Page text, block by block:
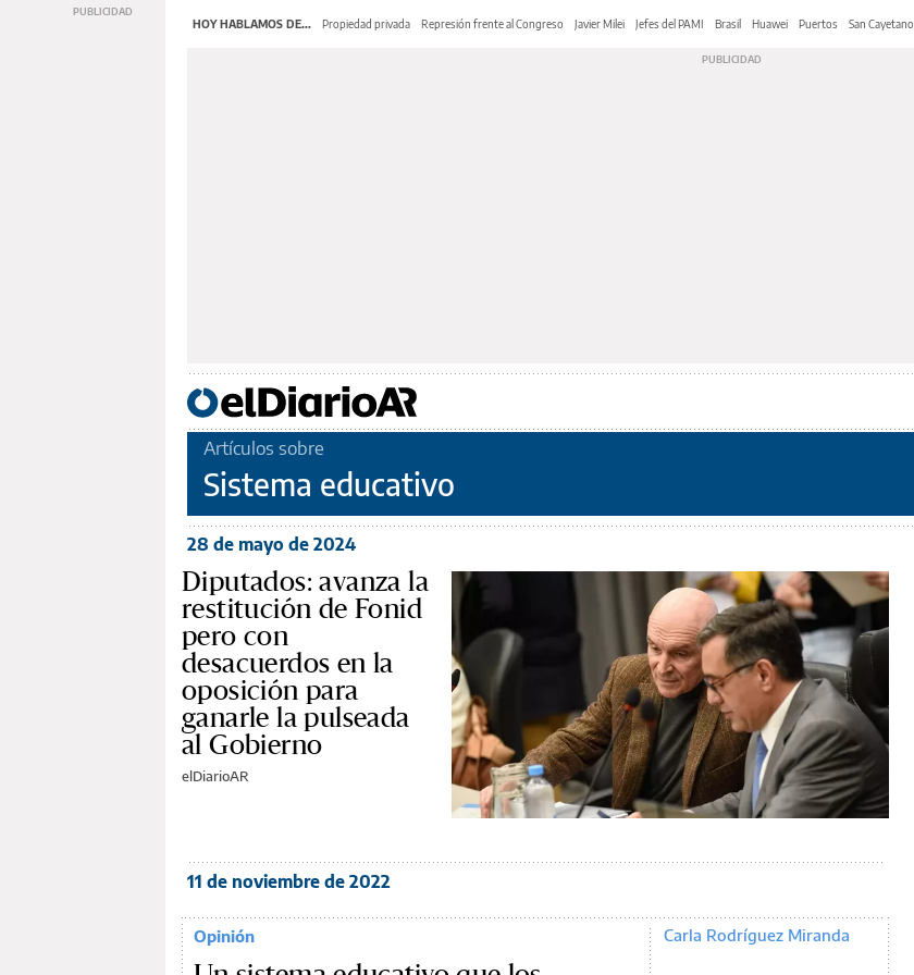
HOY HABLAMOS DE... Propiedad privada Represión frente al Congreso Javier Milei Jefes del PAMI Brasil Huawei Puertos San Cayetano
Artículos sobre
Sistema educativo
28 de mayo de 2024
Diputados: avanza la
restitución de Fonid
pero con
desacuerdos en la
oposición para
ganarle la pulseada
al Gobierno
elDiarioAR
11 de noviembre de 2022
Opinión Carla Rodríguez Miranda